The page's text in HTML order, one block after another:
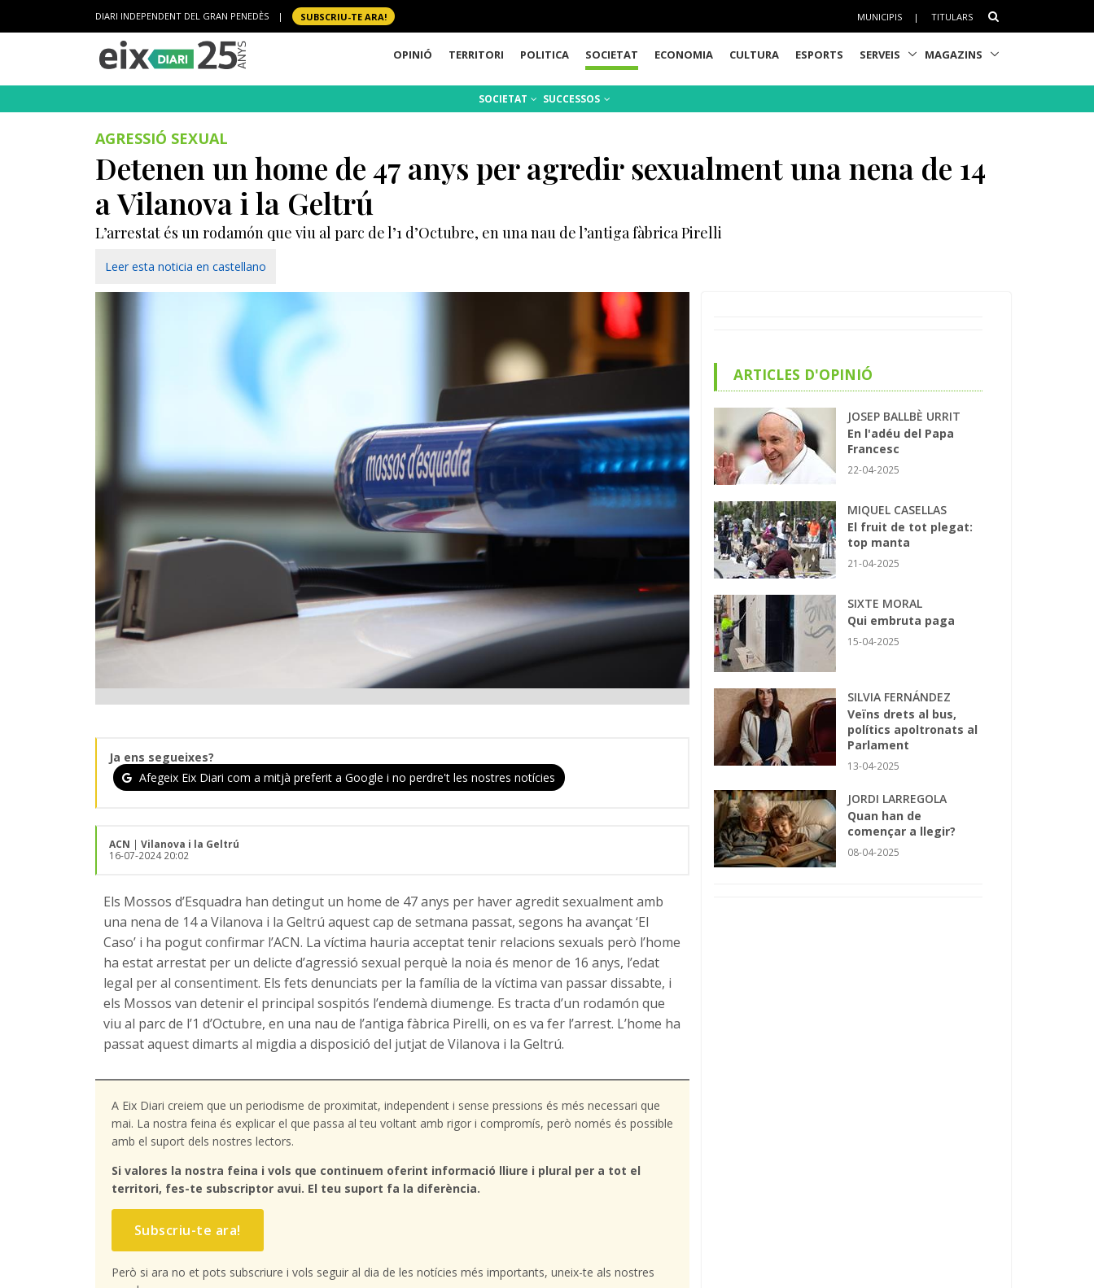
DIARI INDEPENDENT DEL GRAN PENEDÈS | SUBSCRIU-TE ARA! MUNICIPIS | TITULARS
OPINIÓ TERRITORI POLITICA SOCIETAT ECONOMIA CULTURA ESPORTS SERVEIS MAGAZINS
SOCIETAT SUCCESSOS
AGRESSIÓ SEXUAL
Detenen un home de 47 anys per agredir sexualment una nena de 14
a Vilanova i la Geltrú
L’arrestat és un rodamón que viu al parc de l’1 d’Octubre, en una nau de l’antiga fàbrica Pirelli
Leer esta noticia en castellano
Ja ens segueixes?
Afegeix Eix Diari com a mitjà preferit a Google i no perdre't les nostres notícies
ACN | Vilanova i la Geltrú
16-07-2024 20:02
Els Mossos d’Esquadra han detingut un home de 47 anys per haver agredit sexualment amb
una nena de 14 a Vilanova i la Geltrú aquest cap de setmana passat, segons ha avançat ‘El
Caso’ i ha pogut confirmar l’ACN. La víctima hauria acceptat tenir relacions sexuals però l’home
ha estat arrestat per un delicte d’agressió sexual perquè la noia és menor de 16 anys, l’edat
legal per al consentiment. Els fets denunciats per la família de la víctima van passar dissabte, i
els Mossos van detenir el principal sospitós l’endemà diumenge. Es tracta d’un rodamón que
viu al parc de l’1 d’Octubre, en una nau de l’antiga fàbrica Pirelli, on es va fer l’arrest. L’home ha
passat aquest dimarts al migdia a disposició del jutjat de Vilanova i la Geltrú.
A Eix Diari creiem que un periodisme de proximitat, independent i sense pressions és més necessari que
mai. La nostra feina és explicar el que passa al teu voltant amb rigor i compromís, però només és possible
amb el suport dels nostres lectors.
Si valores la nostra feina i vols que continuem oferint informació lliure i plural per a tot el
territori, fes-te subscriptor avui. El teu suport fa la diferència.
Subscriu-te ara!
Però si ara no et pots subscriure i vols seguir al dia de les notícies més importants, uneix-te als nostres
ARTICLES D'OPINIÓ
JOSEP BALLBÈ URRIT
En l'adéu del Papa
Francesc
22-04-2025
MIQUEL CASELLAS
El fruit de tot plegat:
top manta
21-04-2025
SIXTE MORAL
Qui embruta paga
15-04-2025
SILVIA FERNÁNDEZ
Veïns drets al bus,
polítics apoltronats al
Parlament
13-04-2025
JORDI LARREGOLA
Quan han de
començar a llegir?
08-04-2025